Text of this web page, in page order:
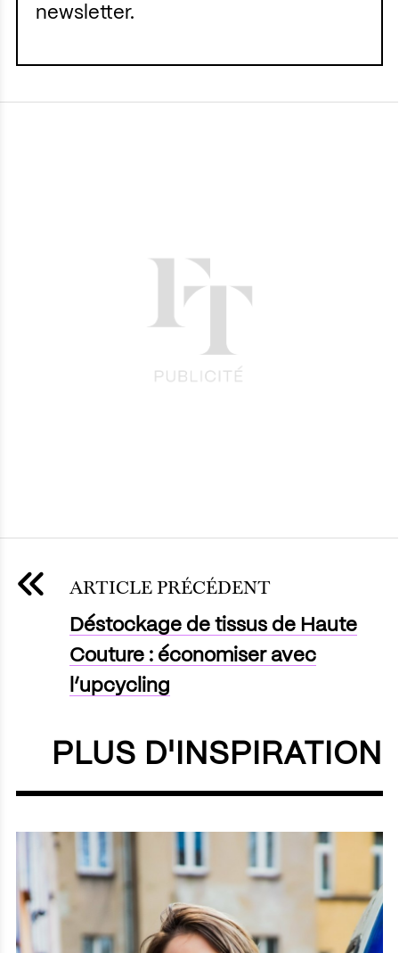
newsletter.
ARTICLE PRÉCÉDENT
Déstockage de tissus de Haute
Couture : économiser avec
l’upcycling
PLUS D'INSPIRATION